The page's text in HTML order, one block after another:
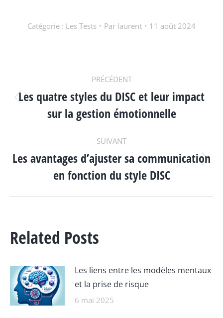
Catégorie : Les Tests Par laurent 11 août 2024
NAVIGATION
ARTICLE
PRÉCÉDENT
Article
précédent
Les quatre styles du DISC et leur impact
sur la gestion émotionnelle
SUIVANT
Article
suivant
:
Les avantages d’ajuster sa communication
en fonction du style DISC
Related Posts
Les liens entre les modèles mentaux
et la prise de risque
6 mai 2025